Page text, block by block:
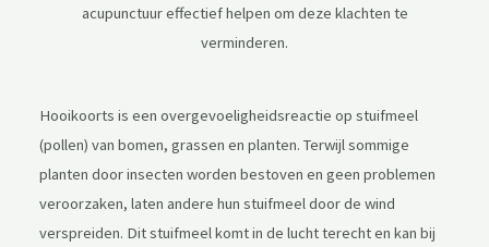
acupunctuur effectief helpen om deze klachten te
verminderen.
Hooikoorts is een overgevoeligheidsreactie op stuifmeel
(pollen) van bomen, grassen en planten. Terwijl sommige
planten door insecten worden bestoven en geen problemen
veroorzaken, laten andere hun stuifmeel door de wind
verspreiden. Dit stuifmeel komt in de lucht terecht en kan bij